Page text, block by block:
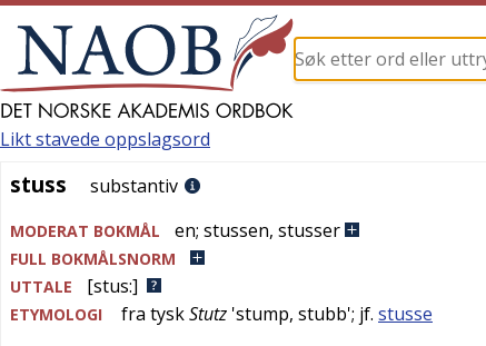
stuss
Likt stavede oppslagsord
stuss substantiv
MODERAT BOKMÅL en; stussen, stusser
FULL BOKMÅLSNORM
UTTALE
[stus:]
ETYMOLOGI fra tyskStutz 'stump, stubb'; jf. stusse